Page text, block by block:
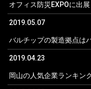
オフィス防災EXPOに出
2019.05.07
バルチップの製造拠点は
2019.04.23
岡山の人気企業ランキン